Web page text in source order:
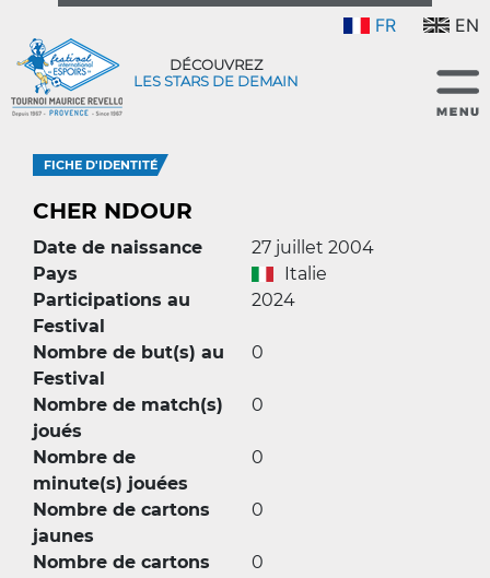
FR EN
DÉCOUVREZ
LES STARS DE DEMAIN
FICHE D'IDENTITÉ
CHER NDOUR
Date de naissance
27 juillet 2004
Pays
Italie
Participations au
Festival
2024
Nombre de but(s) au
Festival
0
Nombre de match(s)
joués
0
Nombre de
minute(s) jouées
0
Nombre de cartons
jaunes
0
Nombre de cartons
0